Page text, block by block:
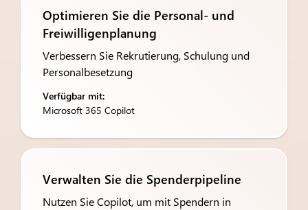
Optimieren Sie die Personal- und
Freiwilligenplanung
Verbessern Sie Rekrutierung, Schulung und
Personalbesetzung
Verfügbar mit:
Microsoft 365 Copilot
Verwalten Sie die Spenderpipeline
Nutzen Sie Copilot, um mit Spendern in